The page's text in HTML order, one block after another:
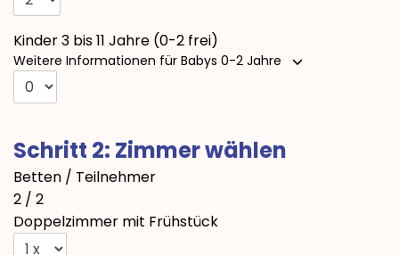
Kinder 3 bis 11 Jahre (0-2 frei)
Weitere Informationen für Babys 0-2 Jahre
Schritt 2: Zimmer wählen
Betten / Teilnehmer
2 / 2
Doppelzimmer mit Frühstück